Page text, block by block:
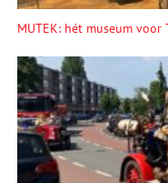
MUTEK: hét museum voor